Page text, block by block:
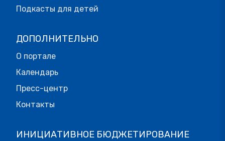
Подкасты для детей
ДОПОЛНИТЕЛЬНО
О портале
Календарь
Пресс-центр
Контакты
ИНИЦИАТИВНОЕ БЮДЖЕТИРОВАНИЕ